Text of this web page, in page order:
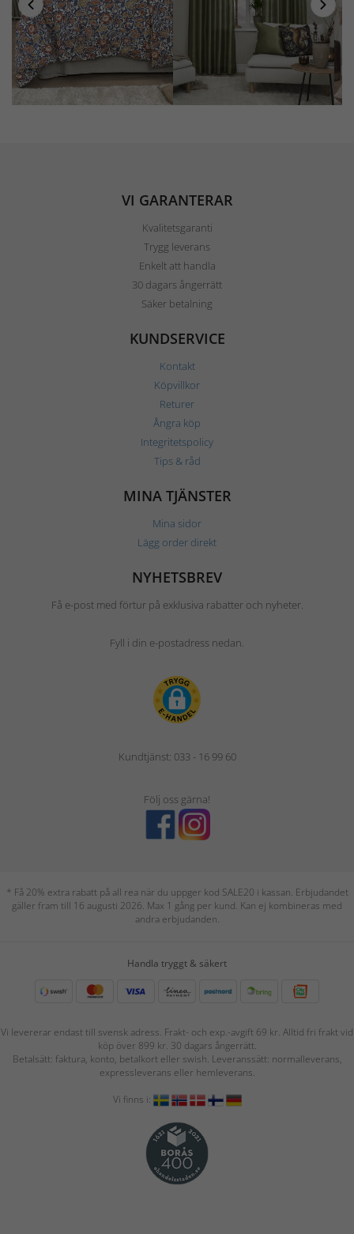
VI GARANTERAR
Kvalitetsgaranti
Trygg leverans
Enkelt att handla
30 dagars ångerrätt
Säker betalning
KUNDSERVICE
Kontakt
Köpvillkor
Returer
Ångra köp
Integritetspolicy
Tips & råd
MINA TJÄNSTER
Mina sidor
Lägg order direkt
NYHETSBREV
Få e-post med förtur på exklusiva rabatter och nyheter.
Fyll i din e-postadress nedan.
Kundtjänst: 033 - 16 99 60
Följ oss gärna!
* Få 20% extra rabatt på all rea när du uppger kod SALE20 i kassan. Erbjudandet
gäller fram till 16 augusti 2026. Max 1 gång per kund. Kan ej kombineras med
andra erbjudanden.
Handla tryggt & säkert
Vi levererar endast till svensk adress. Frakt- och exp.-avgift 69 kr. Alltid fri frakt vid
köp över 899 kr. 30 dagars ångerrätt.
Betalsätt: faktura, konto, betalkort eller swish. Leveranssätt: normalleverans,
expressleverans eller hemleverans.
Vi finns i: